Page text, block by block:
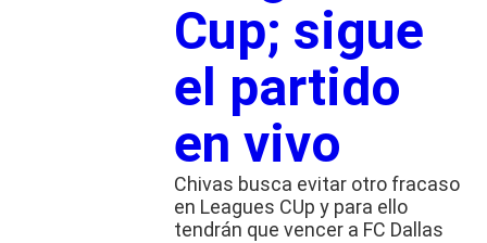
Cup; sigue
el partido
en vivo
Chivas busca evitar otro fracaso
en Leagues CUp y para ello
tendrán que vencer a FC Dallas